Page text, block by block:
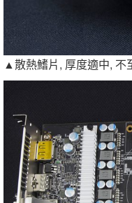
▲散熱鰭片, 厚度適中, 不